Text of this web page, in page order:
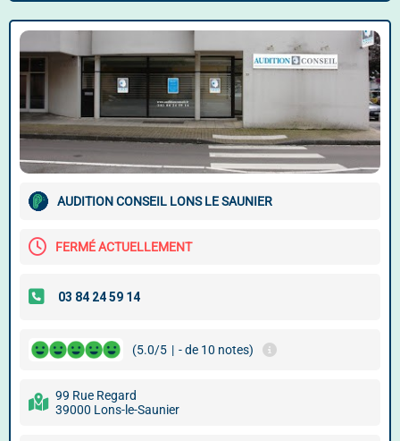
AUDITION CONSEIL LONS LE SAUNIER
FERMÉ ACTUELLEMENT
(5.0/5 | - de 10 notes)
99 Rue Regard
39000 Lons-le-Saunier